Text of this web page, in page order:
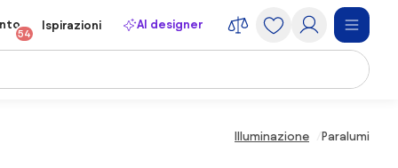
54
Ispirazioni AI designer
Illuminazione Paralumi